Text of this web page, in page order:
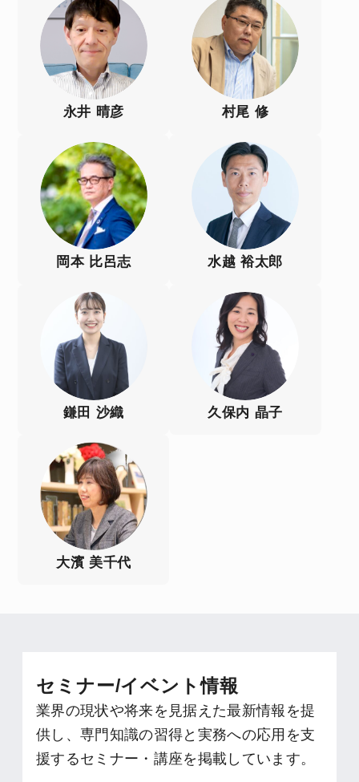
永井 晴彦 村尾 修
岡本 比呂志 水越 裕太郎
鎌田 沙織 久保内 晶子
大濱 美千代
セミナー/イベント情報
業界の現状や将来を見据えた最新情報を提
供し、専門知識の習得と実務への応用を支
援するセミナー・講座を掲載しています。